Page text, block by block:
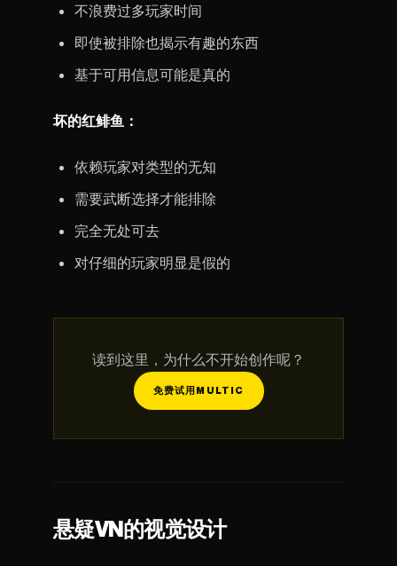
不浪费过多玩家时间
即使被排除也揭示有趣的东西
基于可用信息可能是真的
坏的红鲱鱼：
依赖玩家对类型的无知
需要武断选择才能排除
完全无处可去
对仔细的玩家明显是假的
读到这里，为什么不开始创作呢？
免费试用MULTIC
悬疑VN的视觉设计